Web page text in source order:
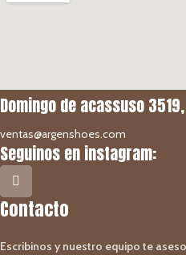
Domingo de acassuso
ventas@argenshoes.com
Seguinos en instagram:
Contacto
Escribinos y nuestro equipo te